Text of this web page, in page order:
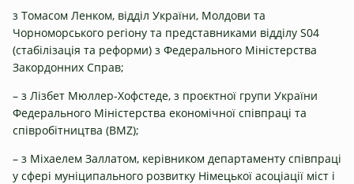
з Томасом Ленком, відділ України, Молдови та
Чорноморського регіону та представниками відділу S04
(стабілізація та реформи) з Федерального Міністерства
Закордонних Справ;
– з Лізбет Мюллер-Хофстеде, з проєктної групи України
Федерального Міністерства економічної співпраці та
співробітництва (BMZ);
– з Міхаелем Заллатом, керівником департаменту співпраці
у сфері муніципального розвитку Німецької асоціації міст і